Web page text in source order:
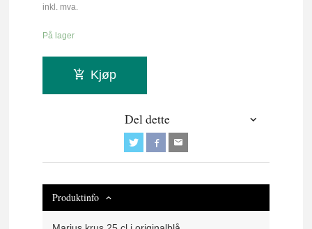
inkl. mva.
På lager
Kjøp
Del dette
Produktinfo